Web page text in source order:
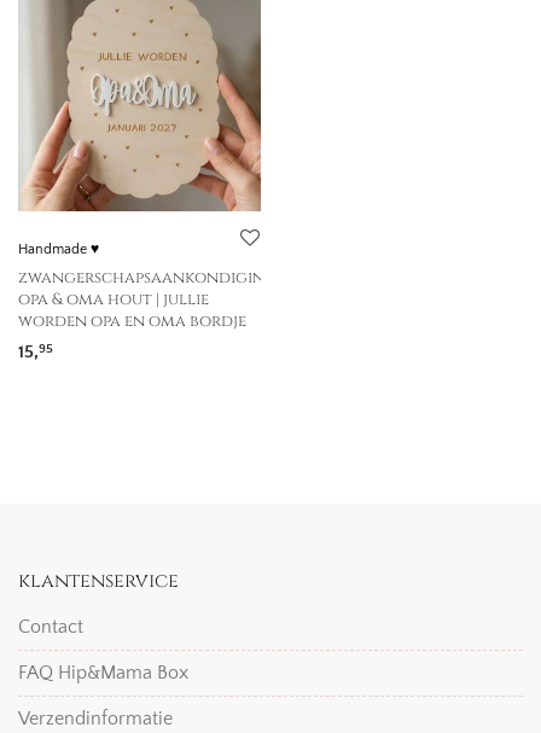
Handmade ♥
zwangerschapsaankondiging
opa & oma hout | jullie
worden opa en oma bordje
15,95
klantenservice
Contact
FAQ Hip&Mama Box
Verzendinformatie